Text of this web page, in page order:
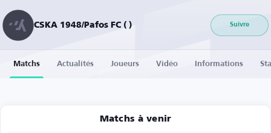
CSKA 1948/Pafos FC ( ) Suivre
Matchs Actualités Joueurs Vidéo Informations
Matchs à venir